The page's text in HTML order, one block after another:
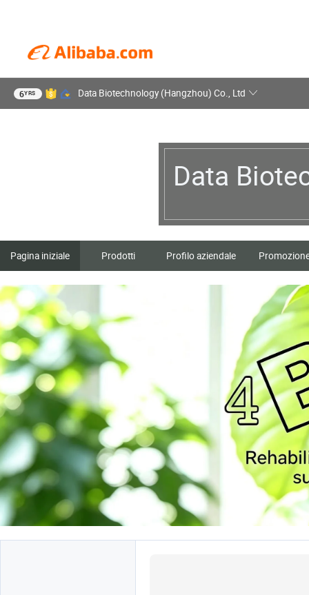
6YRS Data Biotechnology (Hangzhou) Co., Ltd
Data
Pagina iniziale Prodotti Profilo aziendale